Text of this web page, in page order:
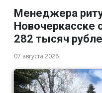
Менеджера
Новочеркасске
282 тысяч
07 августа 2026